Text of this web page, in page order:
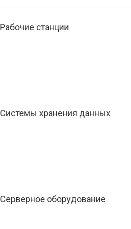
Рабочие станции
Системы хранения данных
Серверное оборудование